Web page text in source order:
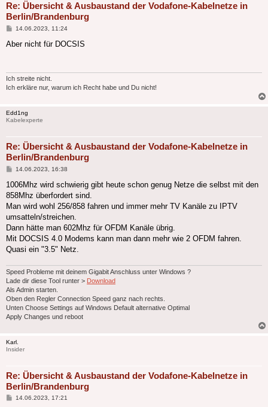
Re: Übersicht & Ausbaustand der Vodafone-Kabelnetze in
Berlin/Brandenburg
Beitrag
14.06.2023, 11:24
Aber nicht für DOCSIS
Ich streite nicht.
Ich erkläre nur, warum ich Recht habe und Du nicht!
Edd1ng
Kabelexperte
Re: Übersicht & Ausbaustand der Vodafone-Kabelnetze in
Berlin/Brandenburg
Beitrag
14.06.2023, 16:38
1006Mhz wird schwierig gibt heute schon genug Netze die selbst mit den
858Mhz überfordert sind.
Man wird wohl 256/858 fahren und immer mehr TV Kanäle zu IPTV
umsatteln/streichen.
Dann hätte man 602Mhz für OFDM Kanäle übrig.
Mit DOCSIS 4.0 Modems kann man dann mehr wie 2 OFDM fahren.
Quasi ein "3.5" Netz.
Speed Probleme mit deinem Gigabit Anschluss unter Windows ?
Lade dir diese Tool runter > Download
Als Admin starten.
Oben den Regler Connection Speed ganz nach rechts.
Unten Choose Settings auf Windows Default alternative Optimal
Apply Changes und reboot
Karl.
Insider
Re: Übersicht & Ausbaustand der Vodafone-Kabelnetze in
Berlin/Brandenburg
Beitrag
14.06.2023, 17:21